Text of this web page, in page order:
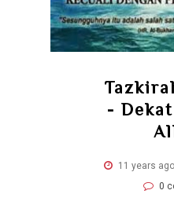
-
11 years ago
0